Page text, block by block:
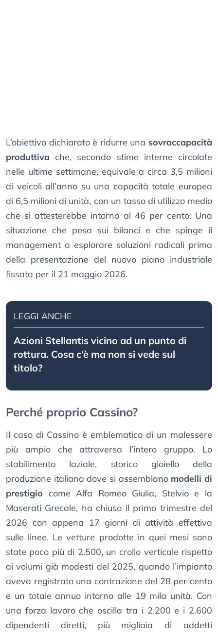
L’obiettivo dichiarato è ridurre una sovraccapacità
produttiva che, secondo stime interne circolate
nelle ultime settimane, equivale a circa 3,5 milioni
di veicoli all’anno su una capacità totale europea
di 6,5 milioni di unità, con un tasso di utilizzo medio
che si attesterebbe intorno al 46 per cento. Una
situazione che pesa sui bilanci e che spinge il
management a esplorare soluzioni radicali prima
della presentazione del nuovo piano industriale
fissata per il 21 maggio 2026.
LEGGI ANCHE
Azioni Stellantis vicino ad un punto di
rottura. Cosa c’è ma non si vede sul
titolo?
Perché proprio Cassino?
Il caso di Cassino è emblematico di un malessere
più ampio che attraversa l’intero gruppo. Lo
stabilimento laziale, storico gioiello della
produzione italiana dove si assemblano modelli di
prestigio come Alfa Romeo Giulia, Stelvio e la
Maserati Grecale, ha chiuso il primo trimestre del
2026 con appena 17 giorni di attività effettiva
sulle linee. Le vetture prodotte in quei mesi sono
state poco più di 2.500, un crollo verticale rispetto
ai volumi già modesti del 2025, quando l’impianto
aveva registrato una contrazione del 28 per cento
e un totale annuo intorno alle 19 mila unità. Con
una forza lavoro che oscilla tra i 2.200 e i 2.600
dipendenti diretti, più migliaia di addetti